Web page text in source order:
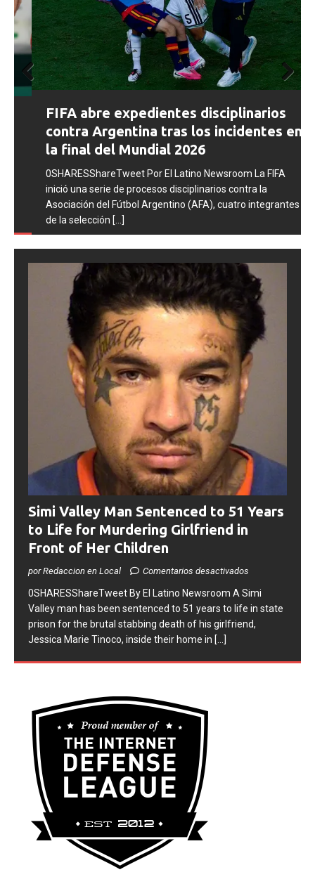
FIFA abre expedientes disciplinarios
contra Argentina tras los incidentes en
la final del Mundial 2026
0SHARESShareTweet Por El Latino Newsroom La FIFA
inició una serie de procesos disciplinarios contra la
Asociación del Fútbol Argentino (AFA), cuatro integrantes
de la selección[...]
Prev
Simi Valley Man Sentenced to 51 Years
to Life for Murdering Girlfriend in
Front of Her Children
0SHARESShareTweet ​By El Latino Newsroom ​A Simi
Valley man has been sentenced to 51 years to life in state
prison for the brutal stabbing death of his girlfriend,
[...]